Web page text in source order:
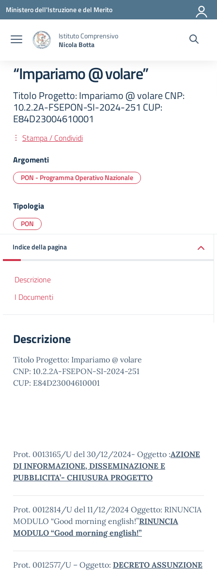
Vai ai contenuti
Vai al menu di navigazione
Vai al footer
Ministero dell'Istruzione e del Merito
Istituto Comprensivo
Nicola Botta
“Impariamo @ volare”
Titolo Progetto: Impariamo @ volare CNP:
10.2.2A-FSEPON-SI-2024-251 CUP:
E84D23004610001
Stampa / Condividi
Argomenti
PON - Programma Operativo Nazionale
Tipologia
PON
Indice della pagina
Descrizione
I Documenti
Descrizione
Titolo Progetto: Impariamo @ volare
CNP: 10.2.2A-FSEPON-SI-2024-251
CUP: E84D23004610001
Prot. 0013165/U del 30/12/2024- Oggetto :AZIONE
DI INFORMAZIONE, DISSEMINAZIONE E
PUBBLICITA’- CHIUSURA PROGETTO
Prot. 0012814/U del 11/12/2024 Oggetto: RINUNCIA
MODULO “Good morning english!”RINUNCIA
MODULO “Good morning english!”
Prot. 0012577/U – Oggetto: DECRETO ASSUNZIONE